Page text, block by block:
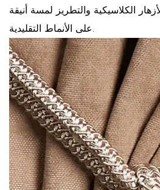
الكلاسيكية والتطريز لمسة أنيقة